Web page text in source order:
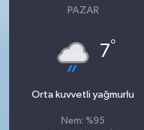
PAZAR
7°
Orta kuvvetli yağmurlu
Nem: %95
Sındırgı
SPOR